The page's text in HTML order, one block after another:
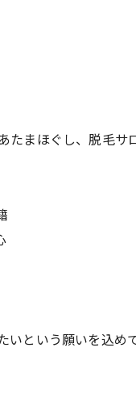
たまほぐし、脱毛サ
という願いを込め